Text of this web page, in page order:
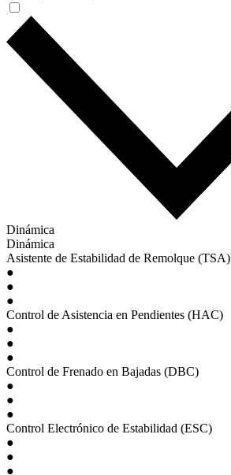
Dinámica
Dinámica
Asistente de Estabilidad de Remolque (TSA)
●
●
●
Control de Asistencia en Pendientes (HAC)
●
●
●
Control de Frenado en Bajadas (DBC)
●
●
●
Control Electrónico de Estabilidad (ESC)
●
●
●